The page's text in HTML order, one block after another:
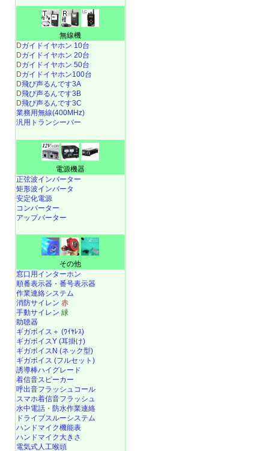
無線機
Dガイドイヤホン 10台
Dガイドイヤホン 20台
Dガイドイヤホン 50台
Dガイドイヤホン100台
D飛び声るんです3A
D飛び声るんです3B
D飛び声るんです3C
業務用無線(400MHz)
汎用トランシーバー
電源機器
正弦波インバーター
矩形波インバータ
安定化電源
コンバーター
アップバーター
その他
窓口用インターホン
順番表示器・番号表示器
作業連絡システム
消防サイレン 赤
手動サイレン 緑
助聴器
ギガボイス＋ (ﾜｲﾔﾚｽ)
ギガボイスY (耳掛け)
ギガボイスN (ネック型)
ギガボイス (フルセット)
誘導棒ハイグレード
着信音スピーカー
呼出音フラッシュコール
スマホ着信音フラッシュ
水中電話 ・ 防水作業連絡
ドライブスルーシステム
ハンドマイク機能表
ハンドマイク大きさ
電気式人工喉頭